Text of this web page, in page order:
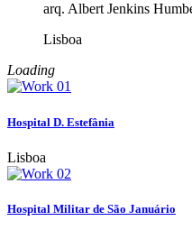
arq. Albert Jenkins
Lisboa
Loading
Hospital D. Estefânia
Lisboa
Hospital Militar de São Januário